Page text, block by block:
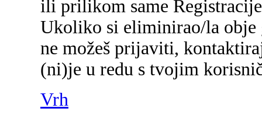
ili prilikom same
Ukoliko si eliminirao/la obje
ne možeš prijaviti,
(ni)je u redu s tvojim
Vrh